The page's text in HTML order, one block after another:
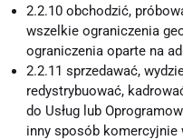
2.2.10 obchodzić,
wszelkie ograniczenia
ograniczenia oparte na
2.2.11 sprzedawać,
redystrybuować,
do Usług lub
inny sposób komercyjnie